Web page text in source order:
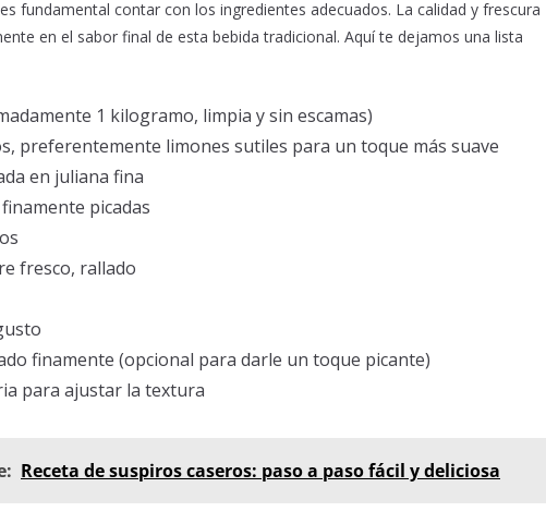
fundamental contar con los ingredientes adecuados. La calidad y frescura
en el sabor final de esta bebida tradicional. Aquí te dejamos una lista
1 kilogramo, limpia y sin escamas)
preferentemente limones sutiles para un toque más suave
en juliana fina
picadas
fresco, rallado
finamente (opcional para darle un toque picante)
para ajustar la textura
Receta de suspiros caseros: paso a paso fácil y deliciosa